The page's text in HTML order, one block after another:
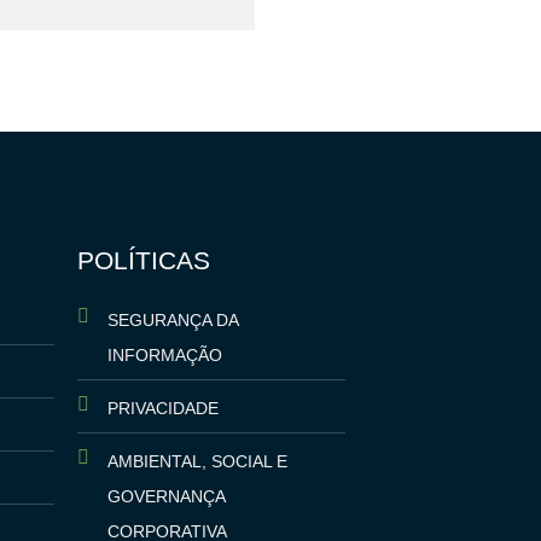
POLÍTICAS
SEGURANÇA DA
INFORMAÇÃO
PRIVACIDADE
AMBIENTAL, SOCIAL E
GOVERNANÇA
CORPORATIVA